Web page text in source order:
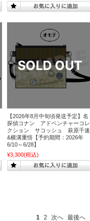
【2026年8月中旬頃発送予定】名
探偵コナン アドベンチャーコレ
クション サコッシュ 萩原千速
&横溝重悟【予約期間：2026年
6/10～6/28】
¥3,300(税込)
1 2 次へ 最後へ